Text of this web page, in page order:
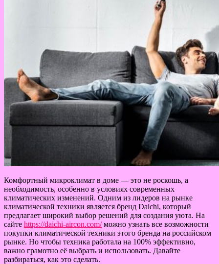
Комфортный микроклимат в доме — это не роскошь, а
необходимость, особенно в условиях современных
климатических изменений. Одним из лидеров на рынке
климатической техники является бренд Daichi, который
предлагает широкий выбор решений для создания уюта. На
сайте https://daichi-aircon.com/можно узнать все возможности
покупки климатической техники этого бренда на российском
рынке. Но чтобы техника работала на 100% эффективно,
важно грамотно её выбрать и использовать. Давайте
разбираться, как это сделать.